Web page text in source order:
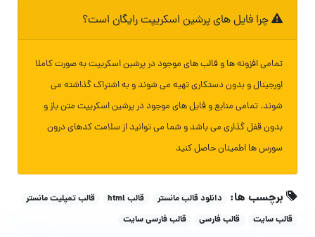
چرا فایل های پرشین اسکریپت رایگان است؟
تمامی افزونه ها و قالب های موجود در پرشین اسکریپت به صورت کاملا
اورجینال و بدون دستکاری تهیه می شوند و به اشتراک گذاشته می
شوند. تمامی منابع و فایل های موجود در پرشین اسکریپت متن باز و
بدون قفل گذاری می باشد و شما می توانید از سلامت کدهای درون
سورس ها اطمینان حاصل کنید
برچسب ها: دانلود قالب مانستر قالب html
قالب تمپلیت مانستر
قالب سایت
قالب فارسی قالب فارسی سایت